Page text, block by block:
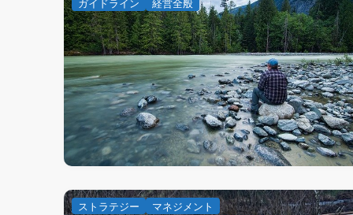
ストラテジー マネジメント